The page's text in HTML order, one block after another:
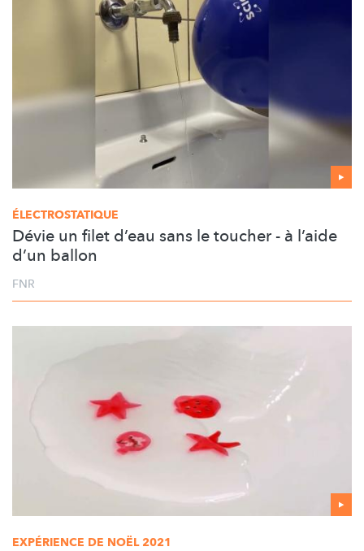
ÉLECTROSTATIQUE
Dévie un filet d’eau sans le toucher - à l’aide
d’un ballon
FNR
EXPÉRIENCE DE NOËL 2021